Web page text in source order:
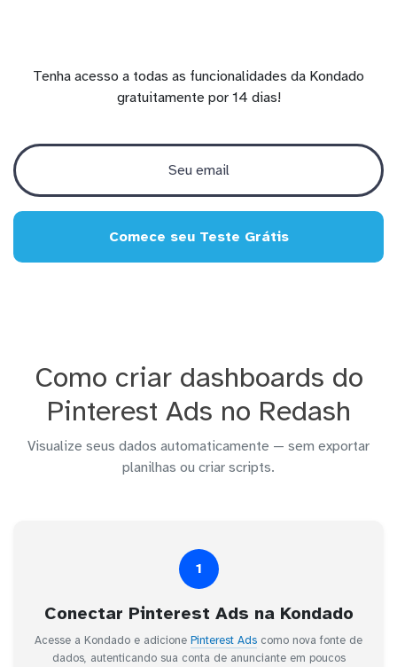
Tenha acesso a todas as funcionalidades da Kondado
gratuitamente por 14 dias!
Comece seu Teste Grátis
Como criar dashboards do
Pinterest Ads no Redash
Visualize seus dados automaticamente — sem exportar
planilhas ou criar scripts.
1
Conectar Pinterest Ads na Kondado
Acesse a Kondado e adicione Pinterest Ads como nova fonte de
dados, autenticando sua conta de anunciante em poucos